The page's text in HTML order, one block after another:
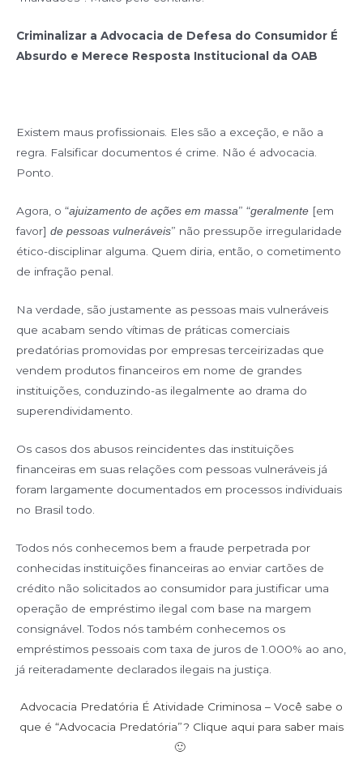
Criminalizar a Advocacia de Defesa do Consumidor É
Absurdo e Merece Resposta Institucional da OAB
Existem maus profissionais. Eles são a exceção, e não a
regra. Falsificar documentos é crime. Não é advocacia.
Ponto.
Agora, o “ajuizamento de ações em massa” “geralmente [em
favor] de pessoas vulneráveis” não pressupõe irregularidade
ético-disciplinar alguma. Quem diria, então, o cometimento
de infração penal.
Na verdade, são justamente as pessoas mais vulneráveis
que acabam sendo vítimas de práticas comerciais
predatórias promovidas por empresas terceirizadas que
vendem produtos financeiros em nome de grandes
instituições, conduzindo-as ilegalmente ao drama do
superendividamento.
Os casos dos abusos reincidentes das instituições
financeiras em suas relações com pessoas vulneráveis já
foram largamente documentados em processos individuais
no Brasil todo.
Todos nós conhecemos bem a fraude perpetrada por
conhecidas instituições financeiras ao enviar cartões de
crédito não solicitados ao consumidor para justificar uma
operação de empréstimo ilegal com base na margem
consignável. Todos nós também conhecemos os
empréstimos pessoais com taxa de juros de 1.000% ao ano,
já reiteradamente declarados ilegais na justiça.
Advocacia Predatória É Atividade Criminosa – Você sabe o
que é “Advocacia Predatória”? Clique aqui para saber mais
🙂